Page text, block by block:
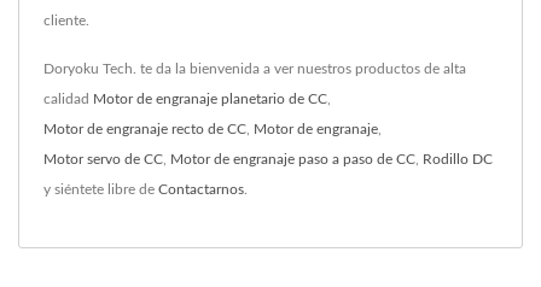
cliente.
Doryoku Tech. te da la bienvenida a ver nuestros productos de alta
calidad Motor de engranaje planetario de CC
Motor de engranaje recto de CC Motor de engranaje
Motor servo de CC Motor de engranaje paso a paso de CC Rodillo DC
y siéntete libre de Contactarnos